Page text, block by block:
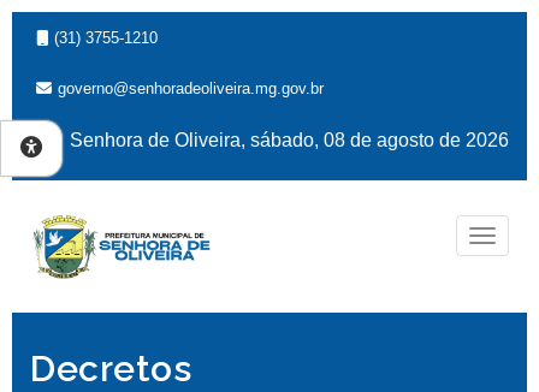
(31) 3755-1210
governo@senhoradeoliveira.mg.gov.br
Senhora de Oliveira, sábado, 08 de agosto de 2026
Decretos